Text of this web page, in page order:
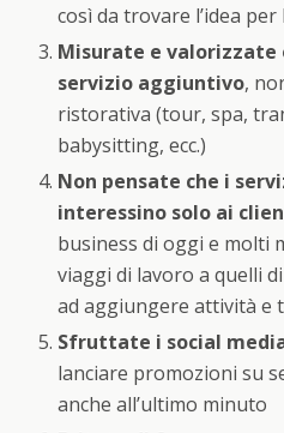
così da trovare l’idea
Misurate e valorizzate
servizio aggiuntivo,
ristorativa (tour, spa,
babysitting, ecc.)
Non pensate che i
interessino solo ai
business di oggi e molti
viaggi di lavoro a quelli
ad aggiungere attività e
Sfruttate i social
lanciare promozioni su
anche all’ultimo minuto